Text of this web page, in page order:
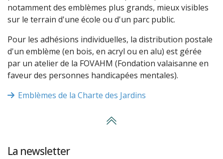
notamment des emblèmes plus grands, mieux visibles
sur le terrain d'une école ou d'un parc public.
Pour les adhésions individuelles, la distribution postale
d'un emblème (en bois, en acryl ou en alu) est gérée
par un atelier de la FOVAHM (Fondation valaisanne en
faveur des personnes handicapées mentales).
Emblèmes de la Charte des Jardins
La newsletter